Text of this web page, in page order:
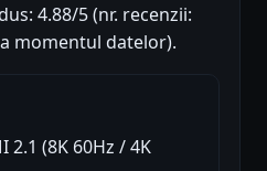
4.88/5 (nr. recenzii:
momentul datelor).
2.1 (8K 60Hz / 4K